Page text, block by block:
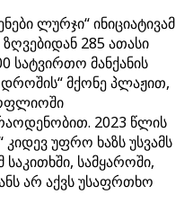
ლურჯი“ ინიციატივამ
285 ათასი
სატვირთო მანქანის
მქონე პლაჟით,
2023 წლის
კიდევ უფრო ხაზს უსვამს
სამყაროში,
არ აქვს უსაფრთხო